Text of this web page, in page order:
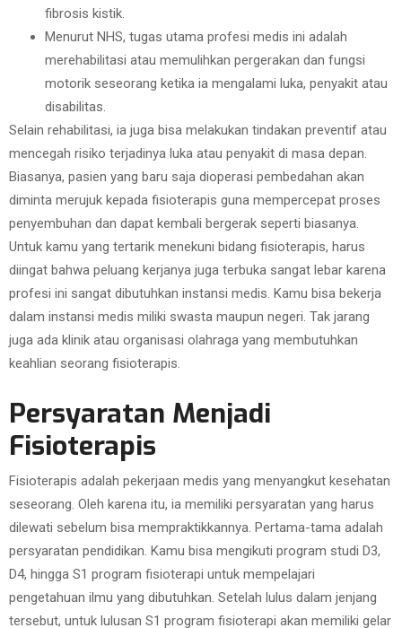
fibrosis kistik.
Menurut NHS, tugas utama profesi medis ini adalah
merehabilitasi atau memulihkan pergerakan dan fungsi
motorik seseorang ketika ia mengalami luka, penyakit atau
disabilitas.
Selain rehabilitasi, ia juga bisa melakukan tindakan preventif atau
mencegah risiko terjadinya luka atau penyakit di masa depan.
Biasanya, pasien yang baru saja dioperasi pembedahan akan
diminta merujuk kepada fisioterapis guna mempercepat proses
penyembuhan dan dapat kembali bergerak seperti biasanya.
Untuk kamu yang tertarik menekuni bidang fisioterapis, harus
diingat bahwa peluang kerjanya juga terbuka sangat lebar karena
profesi ini sangat dibutuhkan instansi medis. Kamu bisa bekerja
dalam instansi medis miliki swasta maupun negeri. Tak jarang
juga ada klinik atau organisasi olahraga yang membutuhkan
keahlian seorang fisioterapis.
Persyaratan Menjadi
Fisioterapis
Fisioterapis adalah pekerjaan medis yang menyangkut kesehatan
seseorang. Oleh karena itu, ia memiliki persyaratan yang harus
dilewati sebelum bisa mempraktikkannya. Pertama-tama adalah
persyaratan pendidikan. Kamu bisa mengikuti program studi D3,
D4, hingga S1 program fisioterapi untuk mempelajari
pengetahuan ilmu yang dibutuhkan. Setelah lulus dalam jenjang
tersebut, untuk lulusan S1 program fisioterapi akan memiliki gelar